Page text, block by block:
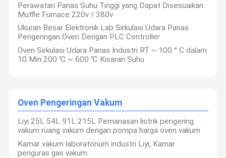
Perawatan Panas Suhu Tinggi yang Dapat Disesuaikan
Muffle Furnace 220v / 380v
Ukuran Besar Elektronik Lab Sirkulasi Udara Panas
Pengeringan Oven Dengan PLC Controller
Oven Sirkulasi Udara Panas Industri RT ~ 100 ° C dalam
10 Min 200 ℃ ~ 600 ℃ Kisaran Suhu
Oven Pengeringan Vakum
Liyi 25L 54L 91L 215L Pemanasan listrik pengering
vakum ruang vakum dengan pompa harga oven vakum
Kamar vakum laboratorium industri Liyi, Kamar
penguras gas vakum